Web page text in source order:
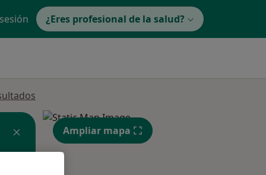
¿Eres profesional de la salud?
Ampliar mapa